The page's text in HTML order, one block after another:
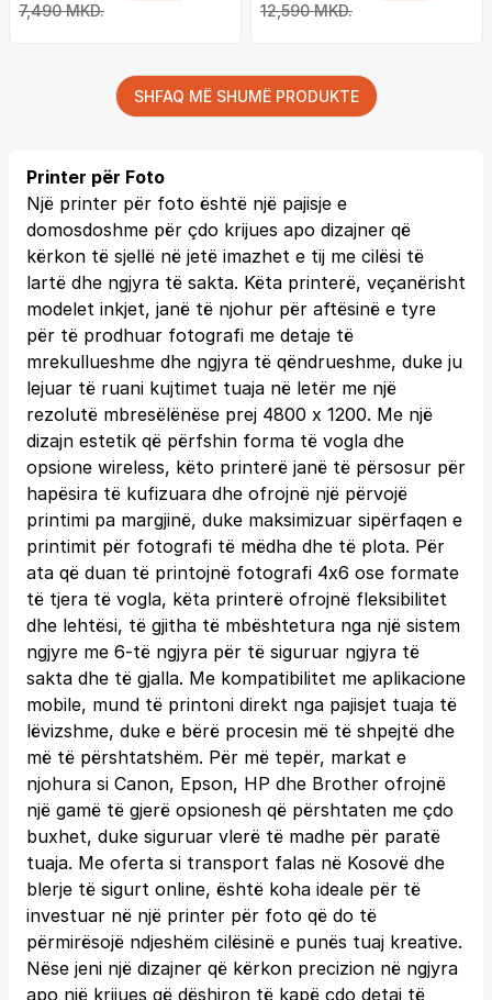
7,490 MKD. 12,590 MKD.
SHFAQ MË SHUMË PRODUKTE
Printer për Foto
Një printer për foto është një pajisje e
domosdoshme për çdo krijues apo dizajner që
kërkon të sjellë në jetë imazhet e tij me cilësi të
lartë dhe ngjyra të sakta. Këta printerë, veçanërisht
modelet inkjet, janë të njohur për aftësinë e tyre
për të prodhuar fotografi me detaje të
mrekullueshme dhe ngjyra të qëndrueshme, duke ju
lejuar të ruani kujtimet tuaja në letër me një
rezolutë mbresëlënëse prej 4800 x 1200. Me një
dizajn estetik që përfshin forma të vogla dhe
opsione wireless, këto printerë janë të përsosur për
hapësira të kufizuara dhe ofrojnë një përvojë
printimi pa margjinë, duke maksimizuar sipërfaqen e
printimit për fotografi të mëdha dhe të plota. Për
ata që duan të printojnë fotografi 4x6 ose formate
të tjera të vogla, këta printerë ofrojnë fleksibilitet
dhe lehtësi, të gjitha të mbështetura nga një sistem
ngjyre me 6-të ngjyra për të siguruar ngjyra të
sakta dhe të gjalla. Me kompatibilitet me aplikacione
mobile, mund të printoni direkt nga pajisjet tuaja të
lëvizshme, duke e bërë procesin më të shpejtë dhe
më të përshtatshëm. Për më tepër, markat e
njohura si Canon, Epson, HP dhe Brother ofrojnë
një gamë të gjerë opsionesh që përshtaten me çdo
buxhet, duke siguruar vlerë të madhe për paratë
tuaja. Me oferta si transport falas në Kosovë dhe
blerje të sigurt online, është koha ideale për të
investuar në një printer për foto që do të
përmirësojë ndjeshëm cilësinë e punës tuaj kreative.
Nëse jeni një dizajner që kërkon precizion në ngjyra
apo një krijues që dëshiron të kapë çdo detaj të